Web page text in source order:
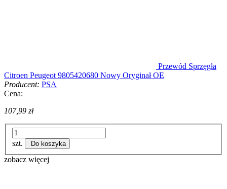
Przewód Sprzęgła
Citroen Peugeot 9805420680 Nowy Oryginał OE
Producent: PSA
Cena:
107,99 zł
szt. Do koszyka
zobacz więcej